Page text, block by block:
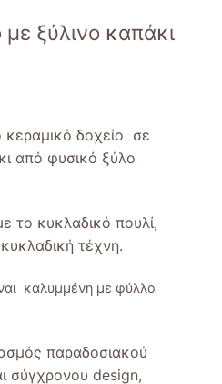
με ξύλινο καπάκι
κεραμικό δοχείο σε
από φυσικό ξύλο
το κυκλαδικό πουλί,
τέχνη.
καλυμμένη με φύλλο
παραδοσιακού
σύγχρονου design,